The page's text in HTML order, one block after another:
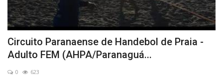
Circuito Paranaense de Handebol de Praia -
Adulto FEM (AHPA/Paranaguá...
0 623